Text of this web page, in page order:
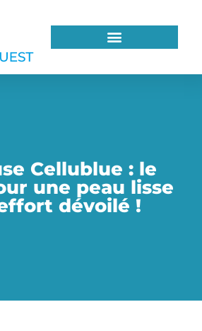
Cellublue : le
une peau lisse
dévoilé !